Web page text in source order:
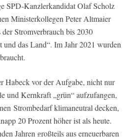
SPD-Kanzlerkandidat Olaf Scholz
Ministerkollegen Peter Altmaier
Stromverbrauch bis 2030
und das Land“. Im Jahr 2021 wurden
Habeck vor der Aufgabe, nicht nur
und Kernkraft „grün“ aufzufangen,
Strombedarf klimaneutral decken,
20 Prozent höher ist als heute.
Jahren großteils aus erneuerbaren